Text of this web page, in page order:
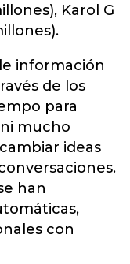
Karol G
información
de los
para
mucho
ideas
han
con